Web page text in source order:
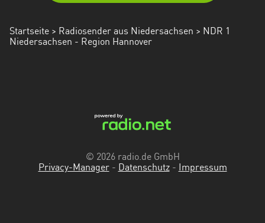
Startseite > Radiosender aus Niedersachsen > NDR 1
Niedersachsen - Region Hannover
© 2026 radio.de GmbH
Privacy-Manager- Datenschutz- Impressum